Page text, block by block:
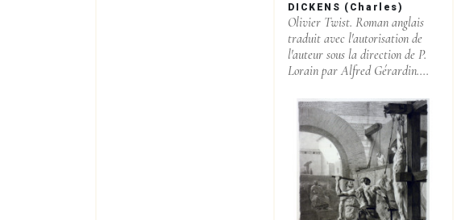
DICKENS (Charles)
Olivier Twist. Roman anglais
traduit avec l'autorisation de
l'auteur sous la direction de P.
Lorain par Alfred Gérardin....